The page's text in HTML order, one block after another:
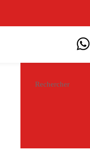
Rechercher